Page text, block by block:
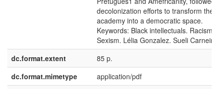
decolonization efforts to transform the
academy into a democratic space.
Keywords: Black intellectuals. Racism.
Sexism. Lélia Gonzalez. Sueli Carneiro
dc.format.extent
85 p.
dc.format.mimetype
application/pdf